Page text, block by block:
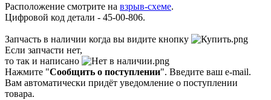
Расположение смотрите на взрыв-схеме.
Цифровой код детали - 45-00-806.
Запчасть в наличии когда вы видите кнопку
Если запчасти нет,
то так и написано
Нажмите "Сообщить о поступлении". Введите ваш e-mail.
Вам автоматически придёт уведомление о поступлении
товара.